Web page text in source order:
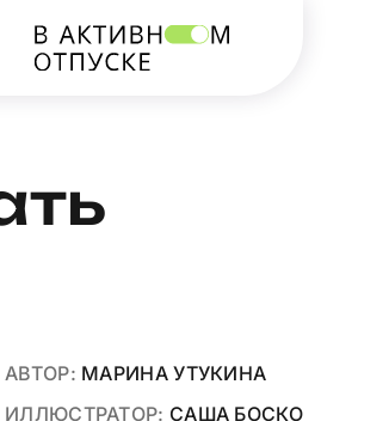
АВТОР: МАРИНА УТУКИНА
ИЛЛЮСТРАТОР: САША БОСКО